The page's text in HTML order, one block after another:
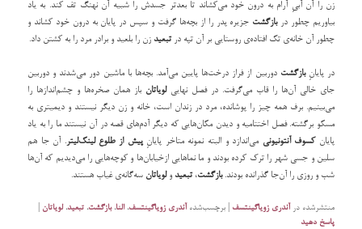
زن را آن آبیِ آرام به درون خود می‌کشاند تا بعدتر جسدش را شبیه آن نهنگ تف کند. به یاد
بیاوریم چطور دربازگشت جزیره پدر را از بچه‌ها گرفت و سپس در پایان به درون خود کشاند و
چطور آن خانه‌ی تک افتاده‌ی روستایی بر آن تپه‌ درتبعید زن را بلعید و برادر مرد را به کشتن داد.
در پایانِبازگشت دوربین از فراز درخت‌ها پایین می‌آمد. بچه‌ها با ماشین دور می‌شدند و دوربین
جای خالی ‌آن‌ها را قاب می‌گرفت. در فصل نهاییلویاتان باز همان صخره‌ها و چشم‌اندازها را
می‌بینیم. برف همه چیز را پوشانده، مرد در زندان است، خانه و زن دیگر نیستند و دیمیتری به
مسکو برگشته. فصل اختتامیه و دیدن مکان‌هایی که دیگر آدم‌های قصه در آن نیستند ما را به یاد
پایان کسوف آنتونیونی می‌اندازد و البته نمونه متاخر پایانِپیش از طلوع لینک‌لیتر. آن جا هم
سلین و جسی شهر را ترک کرده بودند و ما نماهایی ازخیابان‌ها و کوچه‌هایی را می‌دیدیم که آن‌ها
شب و روزی را آن‌جا گذرانده بودند.بازگشت،تبعید ولویاتان سه‌گانه‌ی غیاب هستند.
منتشرشده در آندری زویاگینتسف |برچسب‌شده آندری زویاگینتسف،النا،بازگشت،تبعید،لویاتان
پاسخ دهید